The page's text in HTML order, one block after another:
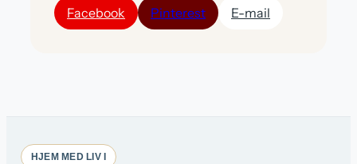
Facebook Pinterest E-mail
HJEM MED LIV I